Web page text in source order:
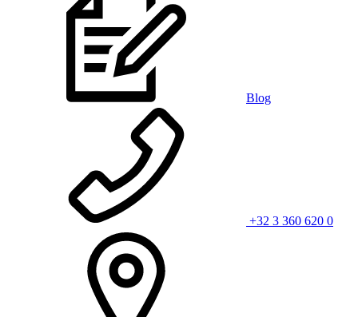
Blog
+32 3 360 620 0